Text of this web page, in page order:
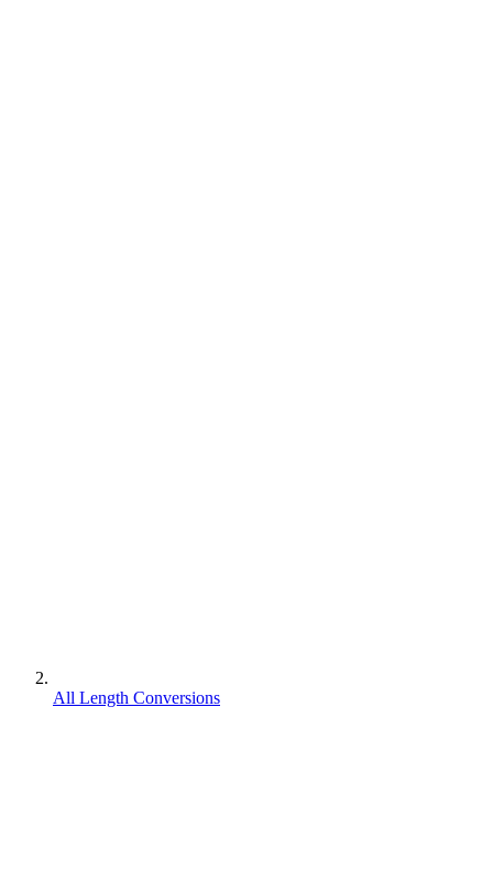
All Length Conversions